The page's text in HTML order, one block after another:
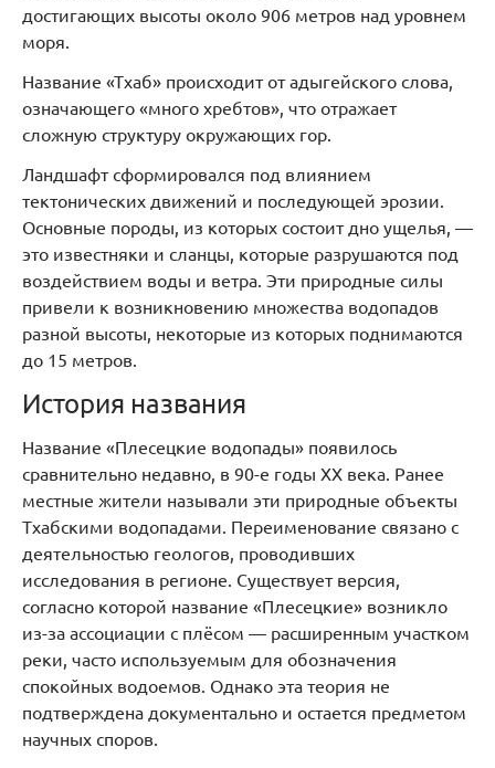
достигающих высоты около 906 метров над уровнем
моря.
Название «Тхаб» происходит от адыгейского слова,
означающего «много хребтов», что отражает
сложную структуру окружающих гор.
Ландшафт сформировался под влиянием
тектонических движений и последующей эрозии.
Основные породы, из которых состоит дно ущелья, —
это известняки и сланцы, которые разрушаются под
воздействием воды и ветра. Эти природные силы
привели к возникновению множества водопадов
разной высоты, некоторые из которых поднимаются
до 15 метров.
История названия
Название «Плесецкие водопады» появилось
сравнительно недавно, в 90-е годы XX века. Ранее
местные жители называли эти природные объекты
Тхабскими водопадами. Переименование связано с
деятельностью геологов, проводивших
исследования в регионе. Существует версия,
согласно которой название «Плесецкие» возникло
из-за ассоциации с плёсом — расширенным участком
реки, часто используемым для обозначения
спокойных водоемов. Однако эта теория не
подтверждена документально и остается предметом
научных споров.